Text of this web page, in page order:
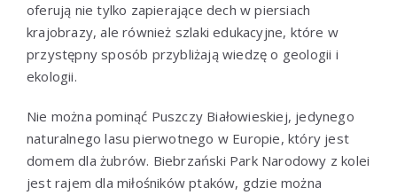
oferują nie tylko zapierające dech w piersiach
krajobrazy, ale również szlaki edukacyjne, które w
przystępny sposób przybliżają wiedzę o geologii i
ekologii.
Nie można pominąć Puszczy Białowieskiej, jedynego
naturalnego lasu pierwotnego w Europie, który jest
domem dla żubrów. Biebrzański Park Narodowy z kolei
jest rajem dla miłośników ptaków, gdzie można